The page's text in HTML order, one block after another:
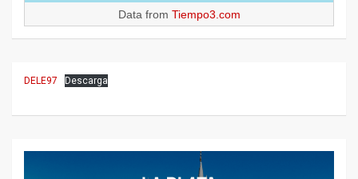
Data from Tiempo3.com
DELE97 Descarga